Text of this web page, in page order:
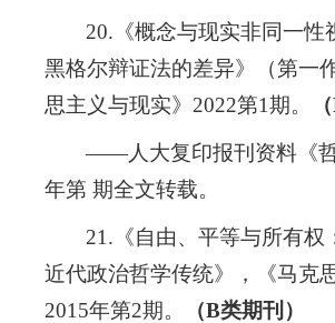
20.《概念与现实非同一性
黑格尔辩证法的差异》（第一
思主义与现实》2022第1期。
——人大复印报刊资料《
年第 期全文转载。
21.《自由、平等与所有权
近代政治哲学传统》，《马克
2015年第2期。
（B类期刊）